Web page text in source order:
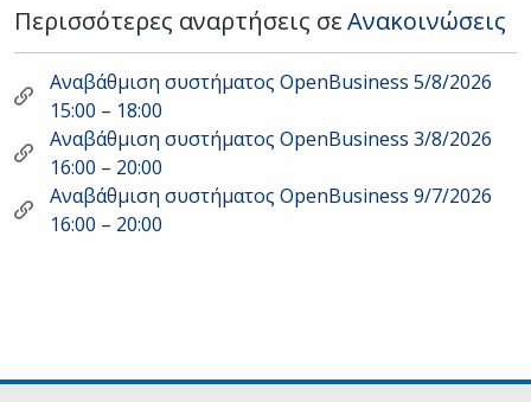
Περισσότερες αναρτήσεις σεΑνακοινώσεις
Αναβάθμιση συστήματος OpenBusiness 5/8/2026
15:00 – 18:00
Αναβάθμιση συστήματος OpenBusiness 3/8/2026
16:00 – 20:00
Αναβάθμιση συστήματος OpenBusiness 9/7/2026
16:00 – 20:00